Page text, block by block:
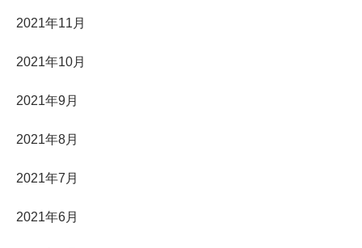
2021年11月
2021年10月
2021年9月
2021年8月
2021年7月
2021年6月